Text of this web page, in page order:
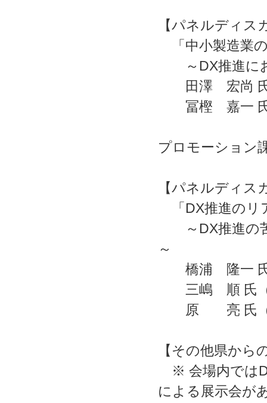
【パネルディス
「中小製造業
～DX推進にお
田澤 宏尚 氏
冨樫 嘉一 氏
プロモーション
【パネルディス
「DX推進のリ
～DX推進の苦
～
橋浦 隆一 氏
三嶋 順 氏（
原 亮 氏（エ
【その他県から
※ 会場内では
による展示会